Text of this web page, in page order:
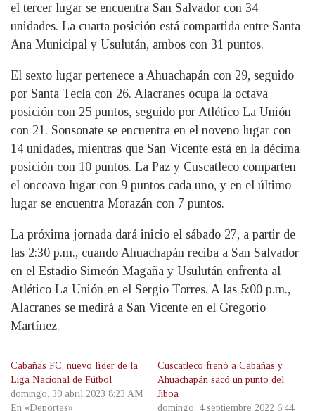
el tercer lugar se encuentra San Salvador con 34
unidades. La cuarta posición está compartida entre Santa
Ana Municipal y Usulután, ambos con 31 puntos.
El sexto lugar pertenece a Ahuachapán con 29, seguido
por Santa Tecla con 26. Alacranes ocupa la octava
posición con 25 puntos, seguido por Atlético La Unión
con 21. Sonsonate se encuentra en el noveno lugar con
14 unidades, mientras que San Vicente está en la décima
posición con 10 puntos. La Paz y Cuscatleco comparten
el onceavo lugar con 9 puntos cada uno, y en el último
lugar se encuentra Morazán con 7 puntos.
La próxima jornada dará inicio el sábado 27, a partir de
las 2:30 p.m., cuando Ahuachapán reciba a San Salvador
en el Estadio Simeón Magaña y Usulután enfrenta al
Atlético La Unión en el Sergio Torres. A las 5:00 p.m.,
Alacranes se medirá a San Vicente en el Gregorio
Martínez.
Cabañas FC, nuevo líder de la
Liga Nacional de Fútbol
domingo, 30 abril 2023 8:23 AM
En «Deportes»
Cuscatleco frenó a Cabañas y
Ahuachapán sacó un punto del
Jiboa
domingo, 4 septiembre 2022 6:44